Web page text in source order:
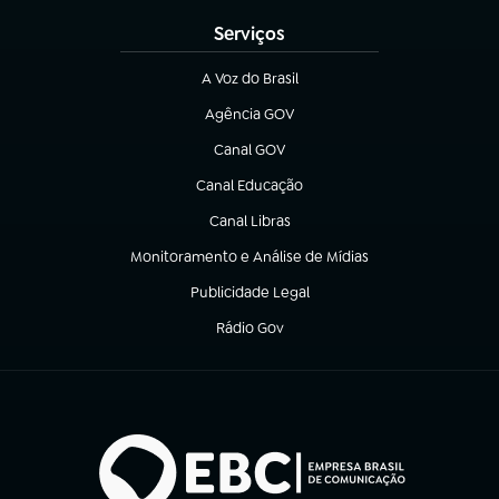
Serviços
A Voz do Brasil
(abre em nova aba)
Agência GOV
(abre em nova aba)
Canal GOV
(abre em nova aba)
Canal Educação
(abre em nova aba)
Canal Libras
(abre em nova aba)
Monitoramento e Análise de Mídias
(abre em nova aba)
Publicidade Legal
(abre em nova aba)
Rádio Gov
(abre em nova aba)